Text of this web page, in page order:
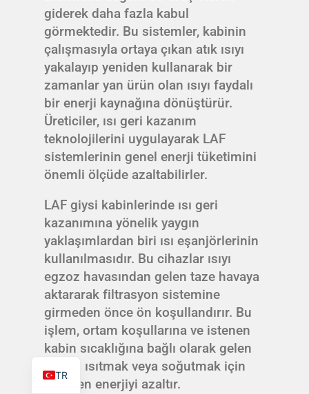
giderek daha fazla kabul
görmektedir. Bu sistemler, kabinin
çalışmasıyla ortaya çıkan atık ısıyı
yakalayıp yeniden kullanarak bir
zamanlar yan ürün olan ısıyı faydalı
bir enerji kaynağına dönüştürür.
Üreticiler, ısı geri kazanım
teknolojilerini uygulayarak LAF
sistemlerinin genel enerji tüketimini
önemli ölçüde azaltabilirler.
LAF giysi kabinlerinde ısı geri
kazanımına yönelik yaygın
yaklaşımlardan biri ısı eşanjörlerinin
kullanılmasıdır. Bu cihazlar ısıyı
egzoz havasından gelen taze havaya
aktararak filtrasyon sistemine
girmeden önce ön koşullandırır. Bu
işlem, ortam koşullarına ve istenen
kabin sıcaklığına bağlı olarak gelen
havayı ısıtmak veya soğutmak için
gereken enerjiyi azaltır.
TR
EN
FR
IT
PT
RU
PL